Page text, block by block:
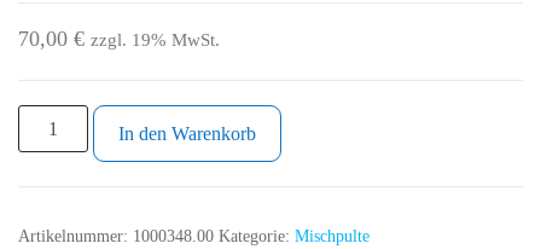
70,00 € zzgl. 19% MwSt.
In den Warenkorb
Artikelnummer: 1000348.00 Kategorie: Mischpulte